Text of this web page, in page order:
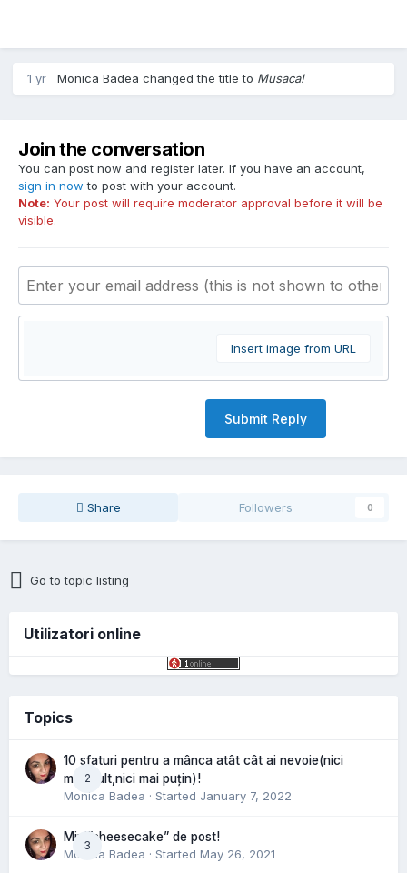
1 yr Monica Badea changed the title to Musaca!
Join the conversation
You can post now and register later. If you have an account,
sign in now to post with your account.
Note: Your post will require moderator approval before it will be
visible.
Insert image from URL
Submit Reply
Share Followers 0
Go to topic listing
Utilizatori online
Topics
2
10 sfaturi pentru a mânca atât cât ai nevoie(nici
mai mult,nici mai puțin)!
Monica Badea · Started January 7, 2022
3
Mini”cheesecake” de post!
Monica Badea · Started May 26, 2021